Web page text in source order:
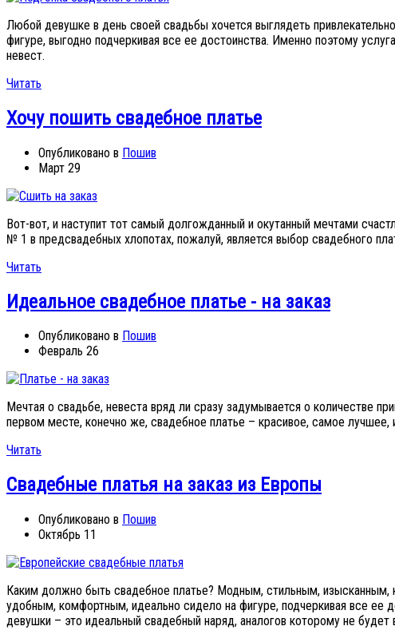
Любой девушке в день своей свадьбы хочется выглядеть
фигуре, выгодно подчеркивая все ее достоинства. Именно поэтому
невест.
Читать
Хочу пошить свадебное платье
Опубликовано в Пошив
Март 29
Вот-вот, и наступит тот самый долгожданный и окутанный мечтами
№ 1 в предсвадебных хлопотах, пожалуй, является выбор свадебного
Читать
Идеальное свадебное платье - на заказ
Опубликовано в Пошив
Февраль 26
Мечтая о свадьбе, невеста вряд ли сразу задумывается о количестве
первом месте, конечно же, свадебное платье – красивое, самое
Читать
Свадебные платья на заказ из Европы
Опубликовано в Пошив
Октябрь 11
Каким должно быть свадебное платье? Модным, стильным,
удобным, комфортным, идеально сидело на фигуре, подчеркивая все ее
девушки – это идеальный свадебный наряд, аналогов которому не